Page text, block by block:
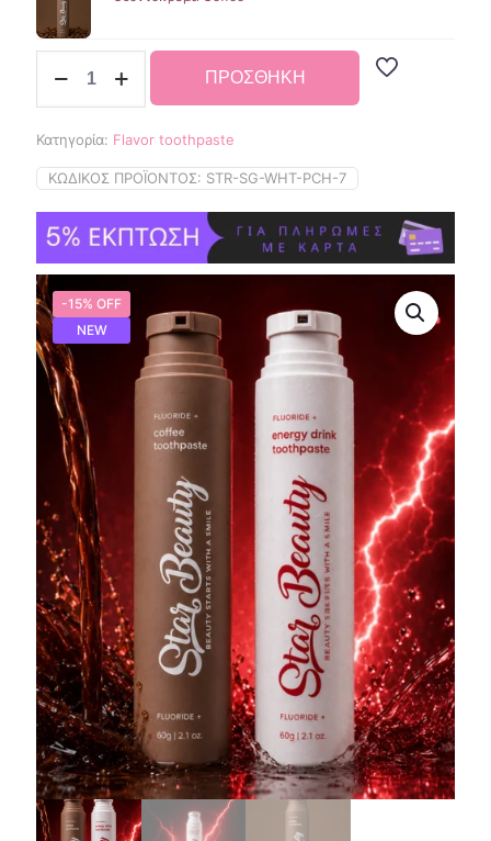
-15% OFF
NEW
Power
ΠΡΟΣΘΗΚΗ
Κατηγορία: Flavor toothpaste
ΚΩΔΙΚΌΣ ΠΡΟΪΌΝΤΟΣ: STR-SG-WHT-PCH-7